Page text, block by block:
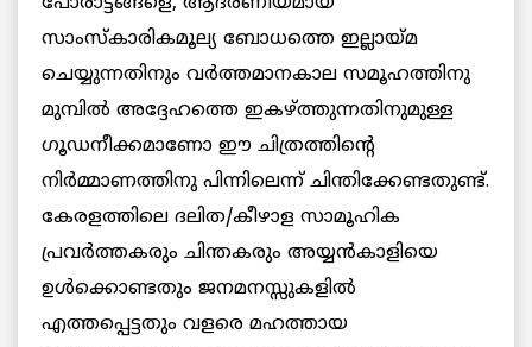
സാംസ്‌കാരികമൂല്യ ബോധത്തെ ഇല്ലായ്മ
ചെയ്യുന്നതിനും വര്‍ത്തമാനകാല സമൂഹത്തിനു
മുമ്പില്‍ അദ്ദേഹത്തെ ഇകഴ്ത്തുന്നതിനുമുള്ള
ഗൂഡനീക്കമാണോ ഈ ചിത്രത്തിന്റെ
നിര്‍മ്മാണത്തിനു പിന്നിലെന്ന് ചിന്തിക്കേണ്ടതുണ്ട്.
കേരളത്തിലെ ദലിത/കീഴാള സാമൂഹിക
പ്രവര്‍ത്തകരും ചിന്തകരും അയ്യന്‍കാളിയെ
ഉള്‍ക്കൊണ്ടതും ജനമനസ്സുകളില്‍
എത്തപ്പെട്ടതും വളരെ മഹത്തായ